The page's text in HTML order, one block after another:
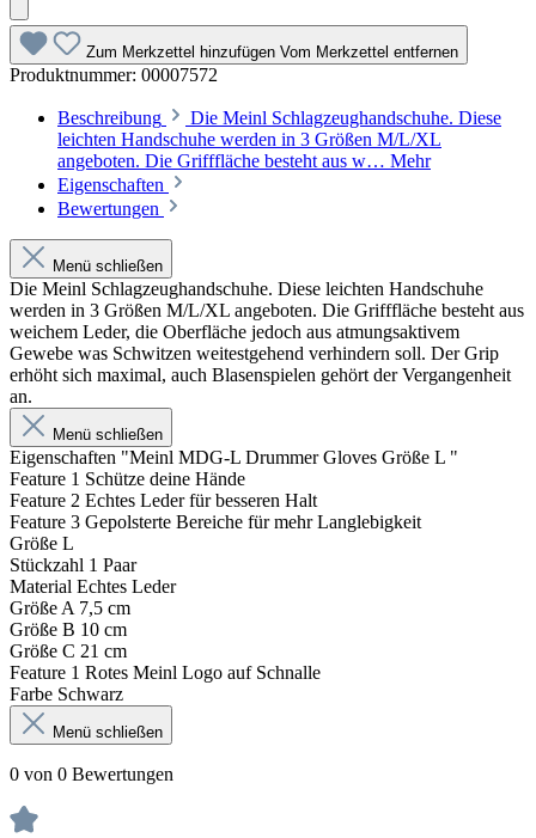
Zum Merkzettel hinzufügen Vom Merkzettel entfernen
Produktnummer: 00007572
Beschreibung
Die Meinl Schlagzeughandschuhe. Diese
leichten Handschuhe werden in 3 Größen M/L/XL
angeboten. Die Grifffläche besteht aus w… Mehr
Eigenschaften
Bewertungen
Menü schließen
Die Meinl Schlagzeughandschuhe. Diese leichten Handschuhe
werden in 3 Größen M/L/XL angeboten. Die Grifffläche besteht aus
weichem Leder, die Oberfläche jedoch aus atmungsaktivem
Gewebe was Schwitzen weitestgehend verhindern soll. Der Grip
erhöht sich maximal, auch Blasenspielen gehört der Vergangenheit
an.
Menü schließen
Eigenschaften "Meinl MDG-L Drummer Gloves Größe L "
Feature 1 Schütze deine Hände
Feature 2 Echtes Leder für besseren Halt
Feature 3 Gepolsterte Bereiche für mehr Langlebigkeit
Größe L
Stückzahl 1 Paar
Material Echtes Leder
Größe A 7,5 cm
Größe B 10 cm
Größe C 21 cm
Feature 1 Rotes Meinl Logo auf Schnalle
Farbe Schwarz
Menü schließen
0 von 0 Bewertungen